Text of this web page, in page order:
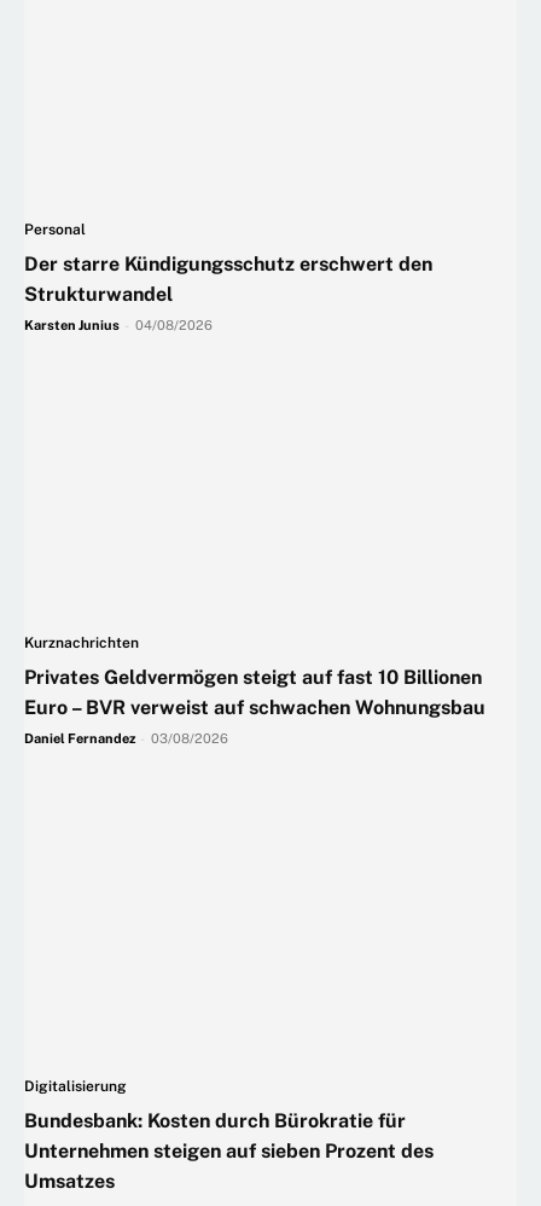
Personal
Der starre Kündigungsschutz erschwert den
Strukturwandel
Karsten Junius 04/08/2026
Kurznachrichten
Privates Geldvermögen steigt auf fast 10 Billionen
Euro – BVR verweist auf schwachen Wohnungsbau
Daniel Fernandez 03/08/2026
Digitalisierung
Bundesbank: Kosten durch Bürokratie für
Unternehmen steigen auf sieben Prozent des
Umsatzes